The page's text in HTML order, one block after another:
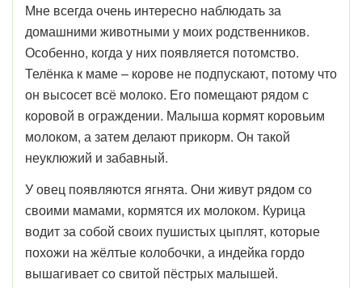
Мне всегда очень интересно наблюдать за
домашними животными у моих родственников.
Особенно, когда у них появляется потомство.
Телёнка к маме – корове не подпускают, потому что
он высосет всё молоко. Его помещают рядом с
коровой в ограждении. Малыша кормят коровьим
молоком, а затем делают прикорм. Он такой
неуклюжий и забавный.
У овец появляются ягнята. Они живут рядом со
своими мамами, кормятся их молоком. Курица
водит за собой своих пушистых цыплят, которые
похожи на жёлтые колобочки, а индейка гордо
вышагивает со свитой пёстрых малышей.